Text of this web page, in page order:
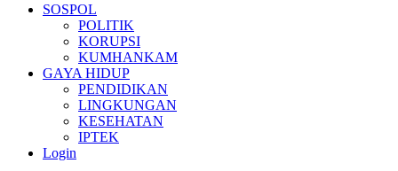
SOSPOL
POLITIK
KORUPSI
KUMHANKAM
GAYA HIDUP
PENDIDIKAN
LINGKUNGAN
KESEHATAN
IPTEK
Login